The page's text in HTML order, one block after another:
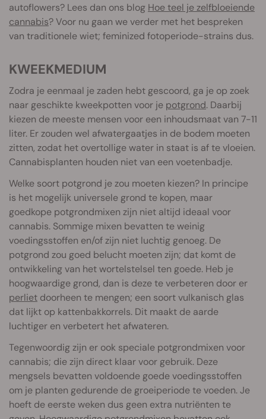
autoflowers? Lees dan ons blog Hoe teel je zelfbloeiende
cannabis? Voor nu gaan we verder met het bespreken
van traditionele wiet; feminized fotoperiode-strains dus.
KWEEKMEDIUM
Zodra je eenmaal je zaden hebt gescoord, ga je op zoek
naar geschikte kweekpotten voor je potgrond. Daarbij
kiezen de meeste mensen voor een inhoudsmaat van 7-11
liter. Er zouden wel afwatergaatjes in de bodem moeten
zitten, zodat het overtollige water in staat is af te vloeien.
Cannabisplanten houden niet van een voetenbadje.
Welke soort potgrond je zou moeten kiezen? In principe
is het mogelijk universele grond te kopen, maar
goedkope potgrondmixen zijn niet altijd ideaal voor
cannabis. Sommige mixen bevatten te weinig
voedingsstoffen en/of zijn niet luchtig genoeg. De
potgrond zou goed belucht moeten zijn; dat komt de
ontwikkeling van het wortelstelsel ten goede. Heb je
hoogwaardige grond, dan is deze te verbeteren door er
perliet doorheen te mengen; een soort vulkanisch glas
dat lijkt op kattenbakkorrels. Dit maakt de aarde
luchtiger en verbetert het afwateren.
Tegenwoordig zijn er ook speciale potgrondmixen voor
cannabis; die zijn direct klaar voor gebruik. Deze
mengsels bevatten voldoende goede voedingsstoffen
om je planten gedurende de groeiperiode te voeden. Je
hoeft de eerste weken dus geen extra nutriënten te